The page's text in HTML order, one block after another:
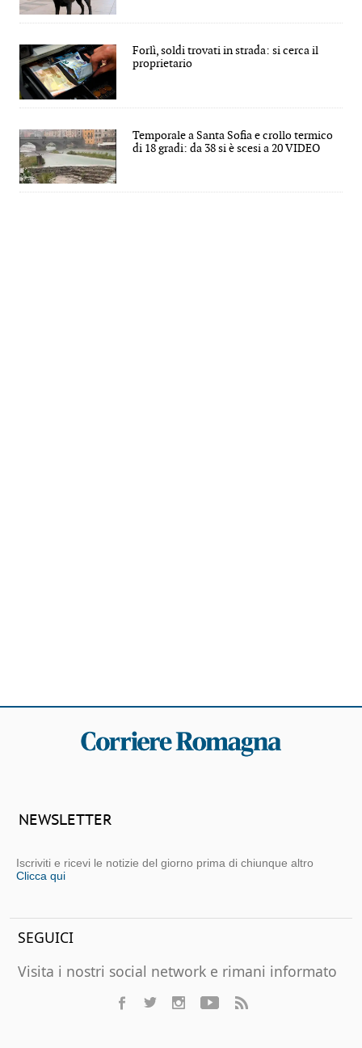
Forlì, soldi trovati in strada: si cerca il
proprietario
Temporale a Santa Sofia e crollo termico
di 18 gradi: da 38 si è scesi a 20 VIDEO
NEWSLETTER
Iscriviti e ricevi le notizie del giorno prima di chiunque altro
Clicca qui
SEGUICI
Visita i nostri social network e rimani informato